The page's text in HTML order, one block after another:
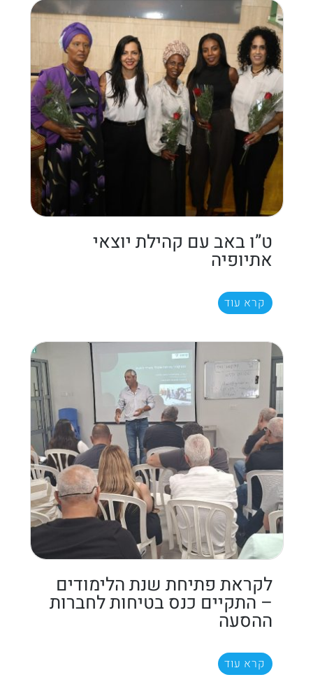
ט”ו באב עם קהילת יוצאי
אתיופיה
קרא עוד
לקראת פתיחת שנת הלימודים
– התקיים כנס בטיחות לחברות
ההסעה
קרא עוד